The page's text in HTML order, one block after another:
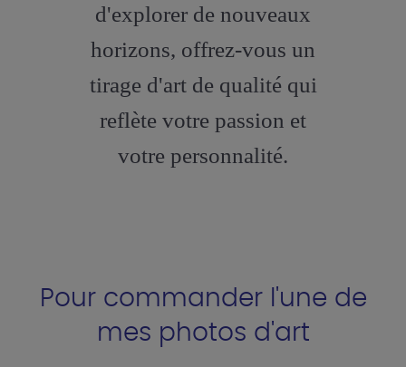
d'explorer de nouveaux
horizons, offrez-vous un
tirage d'art de qualité qui
reflète votre passion et
votre personnalité.
Pour commander l'une de
mes photos d'art